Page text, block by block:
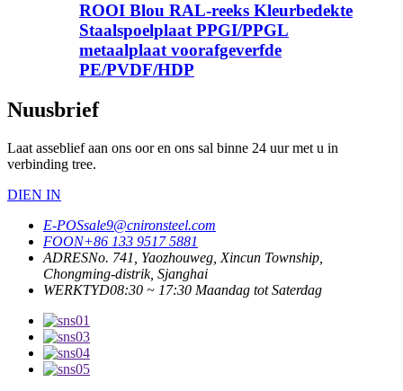
ROOI Blou RAL-reeks Kleurbedekte
Staalspoelplaat PPGI/PPGL
metaalplaat voorafgeverfde
PE/PVDF/HDP
Nuusbrief
Laat asseblief aan ons oor en ons sal binne 24 uur met u in
verbinding tree.
DIEN IN
E-POSsale9@cnironsteel.com
FOON+86 133 9517 5881
ADRESNo. 741, Yaozhouweg, Xincun Township,
Chongming-distrik, Sjanghai
WERKTYD08:30 ~ 17:30 Maandag tot Saterdag